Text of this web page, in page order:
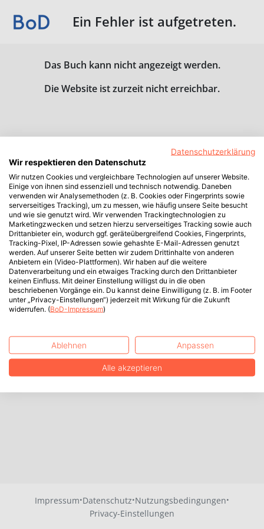
Ein Fehler ist aufgetreten.
Das Buch kann nicht angezeigt werden.
Die Website ist zurzeit nicht erreichbar.
Impressum·Datenschutz·Nutzungsbedingungen·
Privacy-Einstellungen
Datenschutzerklärung
Wir respektieren den Datenschutz
Wir nutzen Cookies und vergleichbare Technologien auf unserer Website.
Einige von ihnen sind essenziell und technisch notwendig. Daneben
verwenden wir Analysemethoden (z. B. Cookies oder Fingerprints sowie
serverseitiges Tracking), um zu messen, wie häufig unsere Seite besucht
und wie sie genutzt wird. Wir verwenden Trackingtechnologien zu
Marketingzwecken und setzen hierzu serverseitiges Tracking sowie auch
Drittanbieter ein, wodurch ggf. geräteübergreifend Cookies, Fingerprints,
Tracking-Pixel, IP-Adressen sowie gehashte E-Mail-Adressen genutzt
werden. Auf unserer Seite betten wir zudem Drittinhalte von anderen
Anbietern ein (Video-Plattformen). Wir haben auf die weitere
Datenverarbeitung und ein etwaiges Tracking durch den Drittanbieter
keinen Einfluss. Mit deiner Einstellung willigst du in die oben
beschriebenen Vorgänge ein. Du kannst deine Einwilligung (z. B. im Footer
unter „Privacy-Einstellungen“) jederzeit mit Wirkung für die Zukunft
widerrufen. (BoD-Impressum)
Ablehnen Anpassen
Alle akzeptieren